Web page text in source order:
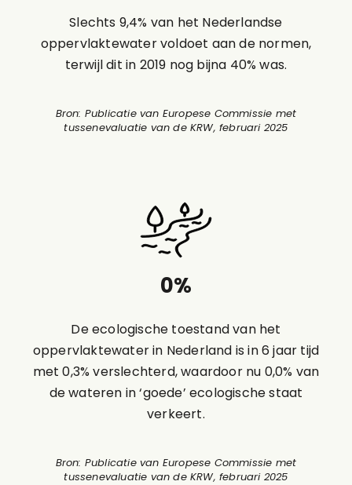
Slechts 9,4% van het Nederlandse
oppervlaktewater voldoet aan de normen,
terwijl dit in 2019 nog bijna 40% was.
Bron: Publicatie van Europese Commissie met
tussenevaluatie van de KRW, februari 2025
0%
De ecologische toestand van het
oppervlaktewater in Nederland is in 6 jaar tijd
met 0,3% verslechterd, waardoor nu 0,0% van
de wateren in ‘goede’ ecologische staat
verkeert.
Bron: Publicatie van Europese Commissie met
tussenevaluatie van de KRW, februari 2025